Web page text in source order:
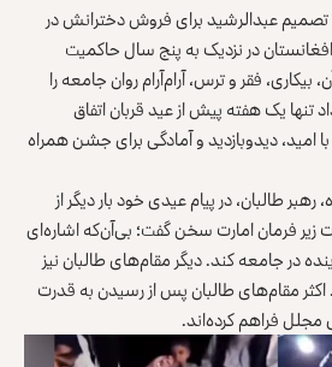
عبدالرشید برای فروش دخترانش در
در نزدیک به پنج سال حاکمیت
فقر و ترس، آرام‌آرام روان جامعه را
تنها یک هفته پیش از عید قربان اتفاق
امید، دیدوبازدید و آمادگی برای جشن همراه
رهبر طالبان، در پیام عیدی خود بار دیگر از
زیر فرمان امارت سخن گفت؛ بی‌آن‌که اشاره‌ای
در جامعه کند. دیگر مقام‌های طالبان نیز
اکثر مقام‌های طالبان پس از رسیدن به قدرت